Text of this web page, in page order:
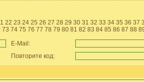
22 23 24 25 26 27 28 29 30 31 32 33 34 35 36 37
73 74 75 76 77 78 79 80 81 82 83 84 85 86 87 88
E-Mail:
Повторите код: